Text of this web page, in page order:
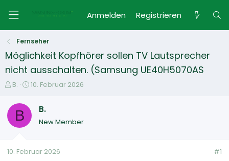
Anmelden Registrieren
Fernseher
Möglichkeit Kopfhörer sollen TV Lautsprecher
nicht ausschalten. (Samsung UE40H5070AS
E
s
e
e
B.
E
t
t
10. Februar 2026
B B.
New Member
10. Februar 2026 #1